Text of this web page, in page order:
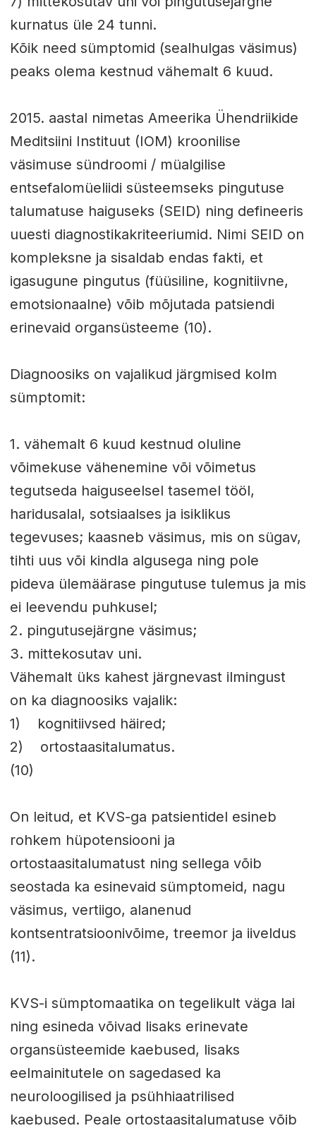
kurnatus üle 24 tunni.
Kõik need sümptomid (sealhulgas väsimus)
peaks olema kestnud vähemalt 6 kuud.
2015. aastal nimetas Ameerika Ühendriikide
Meditsiini Instituut (IOM) kroonilise
väsimuse sündroomi / müalgilise
entsefalomüeliidi süsteemseks pingutuse
talumatuse haiguseks (SEID) ning defineeris
uuesti diagnostikakriteeriumid. Nimi SEID on
kompleksne ja sisaldab endas fakti, et
igasugune pingutus (füüsiline, kognitiivne,
emotsionaalne) võib mõjutada patsiendi
erinevaid organsüsteeme (10).
Diagnoosiks on vajalikud järgmised kolm
sümptomit:
1. vähemalt 6 kuud kestnud oluline
võimekuse vähenemine või võimetus
tegutseda haiguseelsel tasemel tööl,
haridusalal, sotsiaalses ja isiklikus
tegevuses; kaasneb väsimus, mis on sügav,
tihti uus või kindla algusega ning pole
pideva ülemäärase pingutuse tulemus ja mis
ei leevendu puhkusel;
2. pingutusejärgne väsimus;
3. mittekosutav uni.
Vähemalt üks kahest järgnevast ilmingust
on ka diagnoosiks vajalik:
1) kognitiivsed häired;
2) ortostaasitalumatus.
(10)
On leitud, et KVS-ga patsientidel esineb
rohkem hüpotensiooni ja
ortostaasitalumatust ning sellega võib
seostada ka esinevaid sümptomeid, nagu
väsimus, vertiigo, alanenud
kontsentratsioonivõime, treemor ja iiveldus
(11).
KVS-i sümptomaatika on tegelikult väga lai
ning esineda võivad lisaks erinevate
organsüsteemide kaebused, lisaks
eelmainitutele on sagedased ka
neuroloogilised ja psühhiaatrilised
kaebused. Peale ortostaasitalumatuse võib